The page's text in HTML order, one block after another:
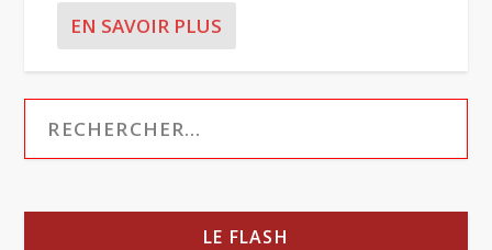
EN SAVOIR PLUS
LE FLASH